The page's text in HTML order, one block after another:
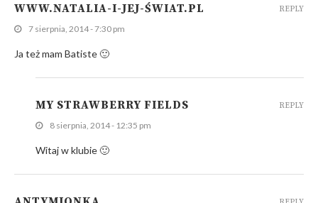
WWW.NATALIA-I-JEJ-ŚWIAT.PL
7 sierpnia, 2014 - 7:30 pm
Ja też mam Batiste 🙂
REPLY
MY STRAWBERRY FIELDS
8 sierpnia, 2014 - 12:35 pm
Witaj w klubie 🙂
REPLY